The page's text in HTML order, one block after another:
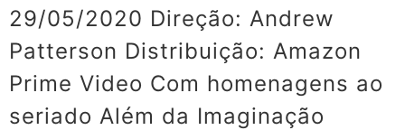
29/05/2020 Direção: Andrew
Patterson Distribuição: Amazon
Prime Video Com homenagens ao
seriado Além da Imaginação